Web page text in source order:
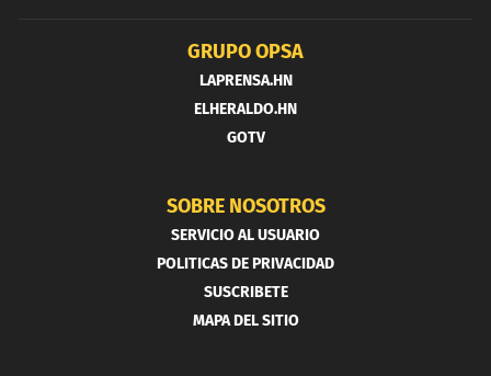
GRUPO OPSA
LAPRENSA.HN
ELHERALDO.HN
GOTV
SOBRE NOSOTROS
SERVICIO AL USUARIO
POLITICAS DE PRIVACIDAD
SUSCRIBETE
MAPA DEL SITIO